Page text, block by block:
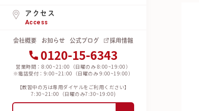
アクセス
Access
会社概要 お知らせ 公式ブログ 採用情報
0120-15-6343
営業時間：8:00~21:00（日曜のみ 8:00~19:00）
※電話受付：9:00~21:00（日曜のみ 9:00~19:00）
【教習中の方は専用ダイヤルをご利用ください】
7:30~21:00（日曜のみ7:30~19:00)